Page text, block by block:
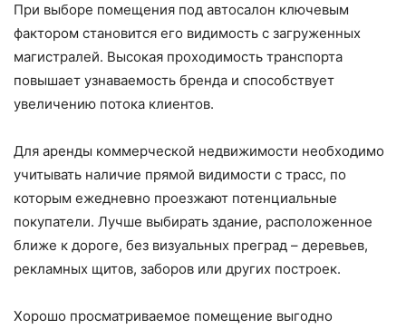
При выборе помещения под автосалон ключевым
фактором становится его видимость с загруженных
магистралей. Высокая проходимость транспорта
повышает узнаваемость бренда и способствует
увеличению потока клиентов.
Для аренды коммерческой недвижимости необходимо
учитывать наличие прямой видимости с трасс, по
которым ежедневно проезжают потенциальные
покупатели. Лучше выбирать здание, расположенное
ближе к дороге, без визуальных преград – деревьев,
рекламных щитов, заборов или других построек.
Хорошо просматриваемое помещение выгодно